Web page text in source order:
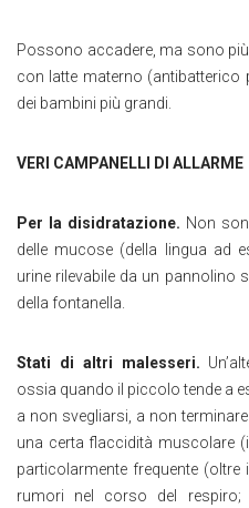
Possono accadere, ma sono
con latte materno (antibatterico
dei bambini più grandi.
VERI CAMPANELLI DI ALLARME
Per la disidratazione. Non
delle mucose (della lingua ad
urine rilevabile da un pannolino
della fontanella.
Stati di altri malesseri.
ossia quando il piccolo tende a
a non svegliarsi, a non
una certa flaccidità muscolare
particolarmente frequente
rumori nel corso del respiro;